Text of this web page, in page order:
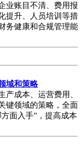
业账目不清、费用报
提升、人员培训等措
务健康和合规管理能
域和策略
产成本、运营费用、
键领域的策略，全面
面入手”，提高成本